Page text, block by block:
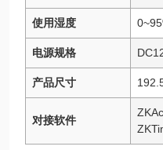
使用湿度
电源规格
产品尺寸
对接软件